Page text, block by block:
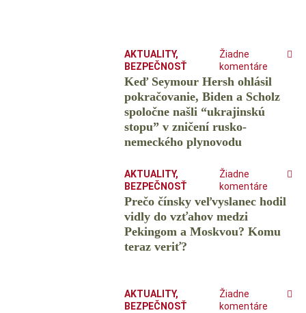
AKTUALITY,
BEZPEČNOSŤ
Žiadne
komentáre
Keď Seymour Hersh ohlásil
pokračovanie, Biden a Scholz
spoločne našli “ukrajinskú
stopu” v zničení rusko-
nemeckého plynovodu
AKTUALITY,
BEZPEČNOSŤ
Žiadne
komentáre
Prečo čínsky veľvyslanec hodil
vidly do vzťahov medzi
Pekingom a Moskvou? Komu
teraz veriť?
AKTUALITY,
BEZPEČNOSŤ
Žiadne
komentáre